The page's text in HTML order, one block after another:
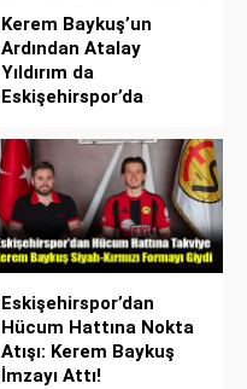
Kerem Baykuş’un
Ardından Atalay
Yıldırım da
Eskişehirspor’da
Eskişehirspor’dan
Hücum Hattına Nokta
Atışı: Kerem Baykuş
İmzayı Attı!